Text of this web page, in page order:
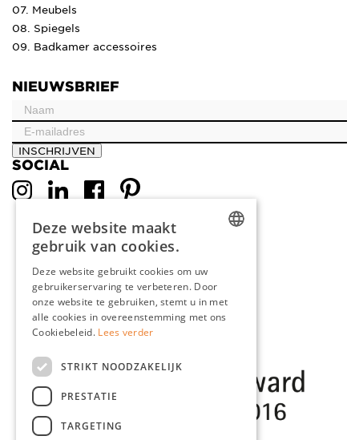
07. Meubels
08. Spiegels
09. Badkamer accessoires
NIEUWSBRIEF
INSCHRIJVEN
SOCIAL
ENGLISH
FRENCH
Deze website maakt
gebruik van cookies.
Deze website gebruikt cookies om uw
gebruikerservaring te verbeteren. Door
onze website te gebruiken, stemt u in met
alle cookies in overeenstemming met ons
Cookiebeleid. Lees verder
STRIKT NOODZAKELIJK
PRESTATIE
TARGETING